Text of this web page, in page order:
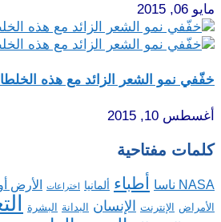
مايو 06, 2015
خفّفي نمو الشعر الزائد مع هذه
أغسطس 10, 2015
كلمات مفتاحية
NASA ناسا أطباء ألمانيا اختراعات الأرض
الأمراض الإنترنت الإنسان البدانة البشرة